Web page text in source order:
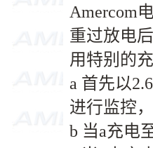
Amercom
重过放电
用特别的
a 首先以
进行监控
b 当a充电